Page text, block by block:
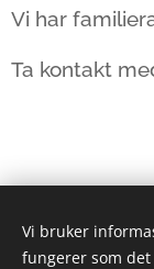
Vi har
Ta kontakt
Vi bruker
fungerer som